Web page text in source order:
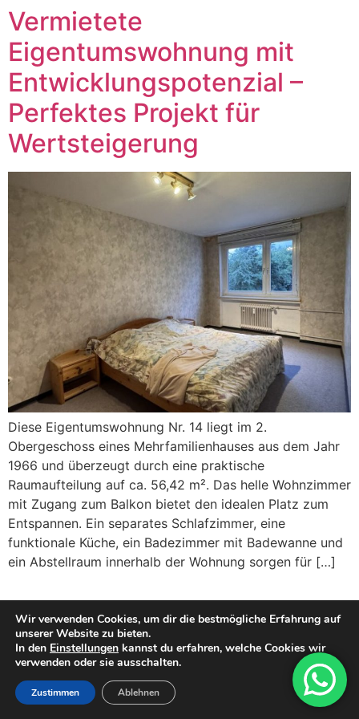
Vermietete
Eigentumswohnung mit
Entwicklungspotenzial –
Perfektes Projekt für
Wertsteigerung
Diese Eigentumswohnung Nr. 14 liegt im 2.
Obergeschoss eines Mehrfamilienhauses aus dem Jahr
1966 und überzeugt durch eine praktische
Raumaufteilung auf ca. 56,42 m². Das helle Wohnzimmer
mit Zugang zum Balkon bietet den idealen Platz zum
Entspannen. Ein separates Schlafzimmer, eine
funktionale Küche, ein Badezimmer mit Badewanne und
ein Abstellraum innerhalb der Wohnung sorgen für […]
Wir verwenden Cookies, um dir die bestmögliche Erfahrung auf
unserer Website zu bieten.
In den Einstellungen kannst du erfahren, welche Cookies wir
verwenden oder sie ausschalten.
Zustimmen Ablehnen